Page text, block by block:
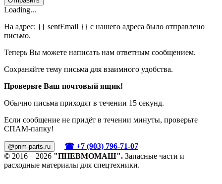
Loading...
На адрес: {{ sentEmail }} с нашего адреса было отправлено
письмо.
Теперь Вы можете написать нам ответным сообщением.
Сохраняйте тему письма для взаимного удобства.
Проверьте Ваш почтовый ящик!
Обычно письма приходят в течении 15 секунд.
Если сообщение не придёт в течении минуты, проверьте
СПАМ-папку!
@pnm-parts.ru
☎ +7 (903) 796-71-07
© 2016—2026 "ПНЕВМОМАШ". Запасные части и
расходные материалы для спецтехники.